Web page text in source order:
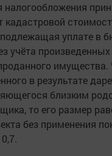
налогообложения
кадастровой
уплате в
учёта
имущества.
в результате
близким
то его размер
без применения